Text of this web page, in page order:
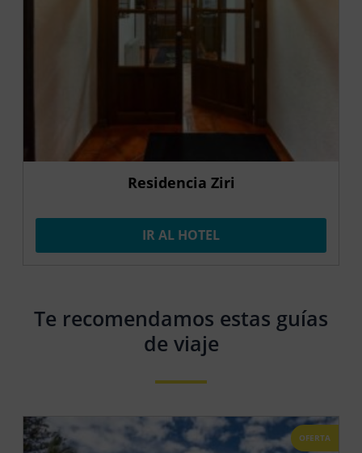
Residencia Ziri
IR AL HOTEL
Te recomendamos estas guías
de viaje
OFERTA